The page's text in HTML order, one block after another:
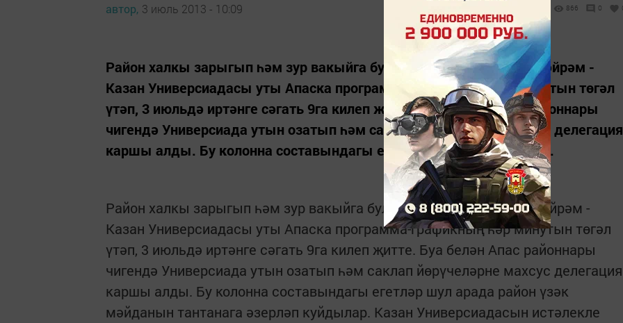
автор, 3 июль 2013 - 10:09 866 0
Район халкы зарыгып һәм зур вакыйга буларак көтеп алган чын бәйрәм -
Казан Универсиадасы уты Апаска программа-графикның һәр минутын төгәл
үтәп, 3 июльдә иртәнге сәгать 9га килеп җитте. Буа белән Апас районнары
чигендә Универсиада утын озатып һәм саклап йөрүчеләрне махсус делегация
каршы алды. Бу колонна составындагы егетләр шул арада район...
Район халкы зарыгып һәм зур вакыйга буларак көтеп алган чын бәйрәм -
Казан Универсиадасы уты Апаска программа-графикның һәр минутын төгәл
үтәп, 3 июльдә иртәнге сәгать 9га килеп җитте. Буа белән Апас районнары
чигендә Универсиада утын озатып һәм саклап йөрүчеләрне махсус делегация
каршы алды. Бу колонна составындагы егетләр шул арада район үзәк
мәйданын тантанага әзерләп куйдылар. Казан Универсиадасын истәлекле